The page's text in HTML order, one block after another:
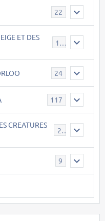
22
ET DES
17
24
117
CREATURES
26
9